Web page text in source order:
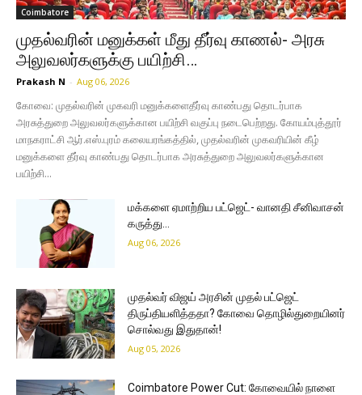
Coimbatore
முதல்வரின் மனுக்கள் மீது தீர்வு காணல்- அரசு
அலுவலர்களுக்கு பயிற்சி…
Prakash N - Aug 06, 2026
கோவை: முதல்வரின் முகவரி மனுக்களைதீர்வு காண்பது தொடர்பாக
அரசுத்துறை அலுவலர்களுக்கான பயிற்சி வகுப்பு நடைபெற்றது. கோயம்புத்தூர்
மாநகராட்சி ஆர்.எஸ்.புரம் கலையரங்கத்தில், முதல்வரின் முகவரியின் கீழ்
மனுக்களை தீர்வு காண்பது தொடர்பாக அரசுத்துறை அலுவலர்களுக்கான
பயிற்சி...
மக்களை ஏமாற்றிய பட்ஜெட்- வானதி சீனிவாசன்
கருத்து…
Aug 06, 2026
முதல்வர் விஜய் அரசின் முதல் பட்ஜெட்
திருப்தியளித்ததா? கோவை தொழில்துறையினர்
சொல்வது இதுதான்!
Aug 05, 2026
Coimbatore Power Cut: கோவையில் நாளை